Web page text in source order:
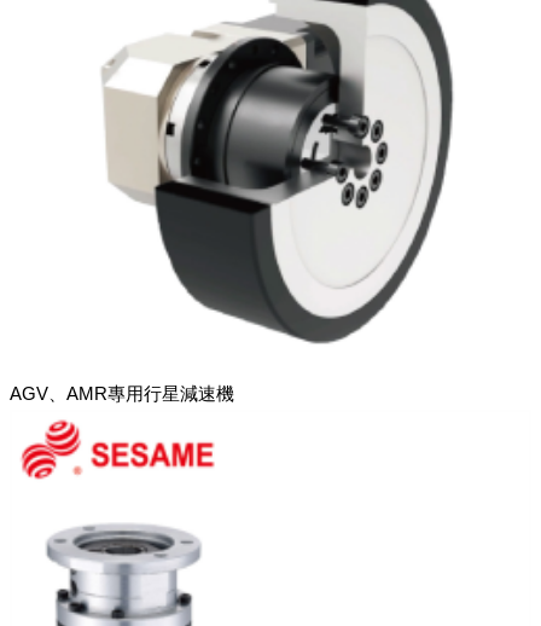
AGV、AMR專用行星減速機